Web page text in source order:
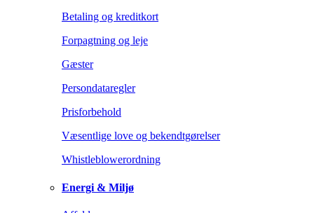
Betaling og kreditkort
Forpagtning og leje
Gæster
Persondataregler
Prisforbehold
Væsentlige love og bekendtgørelser
Whistleblowerordning
Energi & Miljø